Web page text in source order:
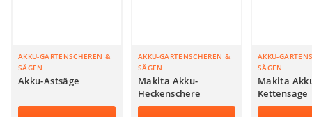
AKKU-GARTENSCHEREN &
SÄGEN
Akku-Astsäge
AKKU-GARTENSCHEREN &
SÄGEN
Makita Akku-
Heckenschere
AKKU-
SÄGEN
Makita
Kettensäge